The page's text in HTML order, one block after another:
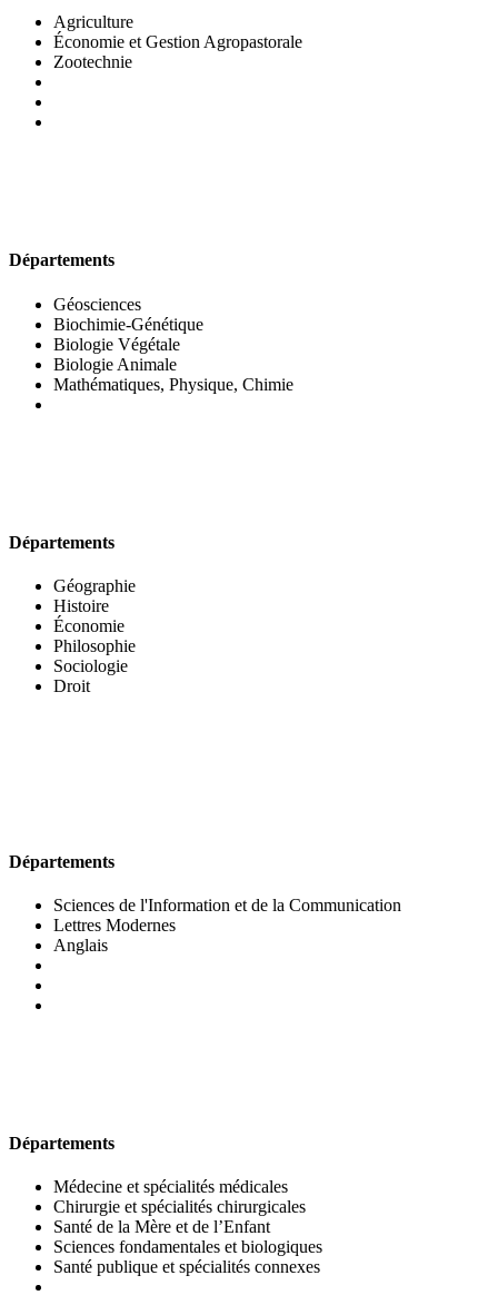
Agriculture
Économie et Gestion Agropastorale
Zootechnie
Départements
Géosciences
Biochimie-Génétique
Biologie Végétale
Biologie Animale
Mathématiques, Physique, Chimie
Départements
Géographie
Histoire
Économie
Philosophie
Sociologie
Droit
Départements
Sciences de l'Information et de la Communication
Lettres Modernes
Anglais
Départements
Médecine et spécialités médicales
Chirurgie et spécialités chirurgicales
Santé de la Mère et de l’Enfant
Sciences fondamentales et biologiques
Santé publique et spécialités connexes